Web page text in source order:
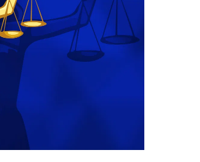
ПОРАНЕНЬ, ОТРИМАНИХ НА ВІЙНІ,
ВОЇН ЮРІЙ ВОЙТИК
2025